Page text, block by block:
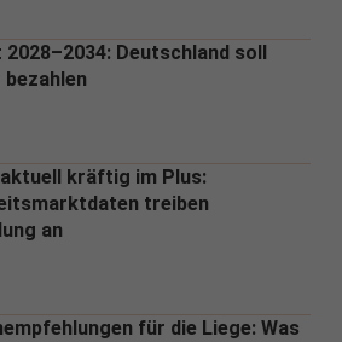
2028–2034: Deutschland soll
bezahlen
kräftig im Plus:
treiben
an
für die Liege: Was